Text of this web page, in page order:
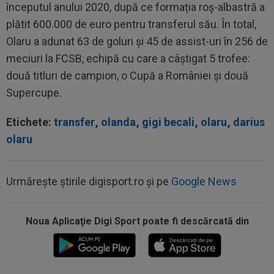
începutul anului 2020, după ce formația roș-albastră a
plătit 600.000 de euro pentru transferul său. În total,
Olaru a adunat 63 de goluri și 45 de assist-uri în 256 de
meciuri la FCSB, echipă cu care a câștigat 5 trofee:
două titluri de campion, o Cupă a României și două
Supercupe.
Etichete: transfer, olanda, gigi becali, olaru, darius
olaru
Urmărește știrile digisport.ro și pe Google News
Noua Aplicaţie Digi Sport poate fi descărcată din
EXCLUSIV
Salariul lui Marius Șumudică la
CFR Cluj. Peste Pancu la Rapid și de două ori...